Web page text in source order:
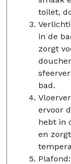
toilet,
in de
zorgt
bad.
ervoor
hebt in
en